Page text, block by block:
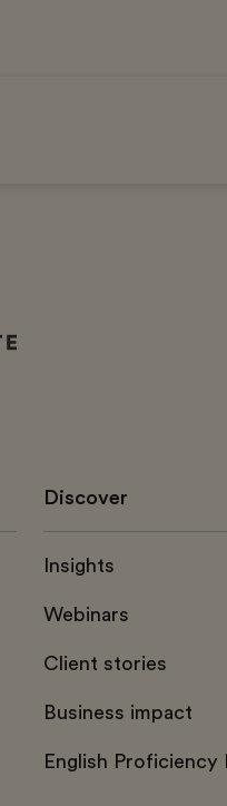
Discover
Insights
Webinars
Client stories
Business impact
English Proficiency